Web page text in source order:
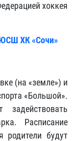
хоккея
ХК «Сочи»
(на «земле») и
«Большой».
Расписание
родители будут